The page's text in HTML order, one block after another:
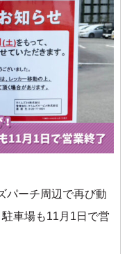
パーチ周辺で再び動
車場も11月1日で営